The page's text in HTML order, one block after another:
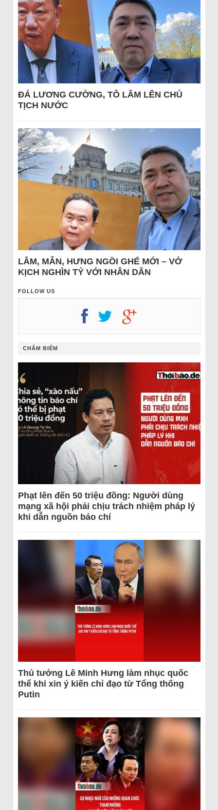
ĐÁ LƯƠNG CƯỜNG, TÔ LÂM LÊN CHỦ
TỊCH NƯỚC
LÂM, MẪN, HƯNG NGỒI GHẾ MỚI – VỞ
KỊCH NGHÌN TỶ VỚI NHÂN DÂN
FOLLOW US
CHÂM BIẾM
Phạt lên đến 50 triệu đồng: Người dùng
mạng xã hội phải chịu trách nhiệm pháp lý
khi dẫn nguồn báo chí
Thủ tướng Lê Minh Hưng làm nhục quốc
thể khi xin ý kiến chỉ đạo từ Tổng thống
Putin